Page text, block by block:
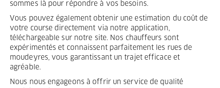
sommes là pour répondre à vos besoins.
Vous pouvez également obtenir une estimation du coût de
votre course directement via notre application,
téléchargeable sur notre site. Nos chauffeurs sont
expérimentés et connaissent parfaitement les rues de
moudeyres, vous garantissant un trajet efficace et
agréable.
Nous nous engageons à offrir un service de qualité